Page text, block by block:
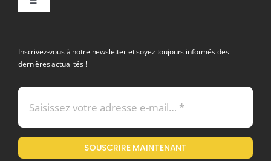
Toggle
Mentions légales
Politique en matière de remboursements et de retours
Inscrivez-vous à notre newsletter et soyez toujours informés des
dernières actualités !
SOUSCRIRE MAINTENANT